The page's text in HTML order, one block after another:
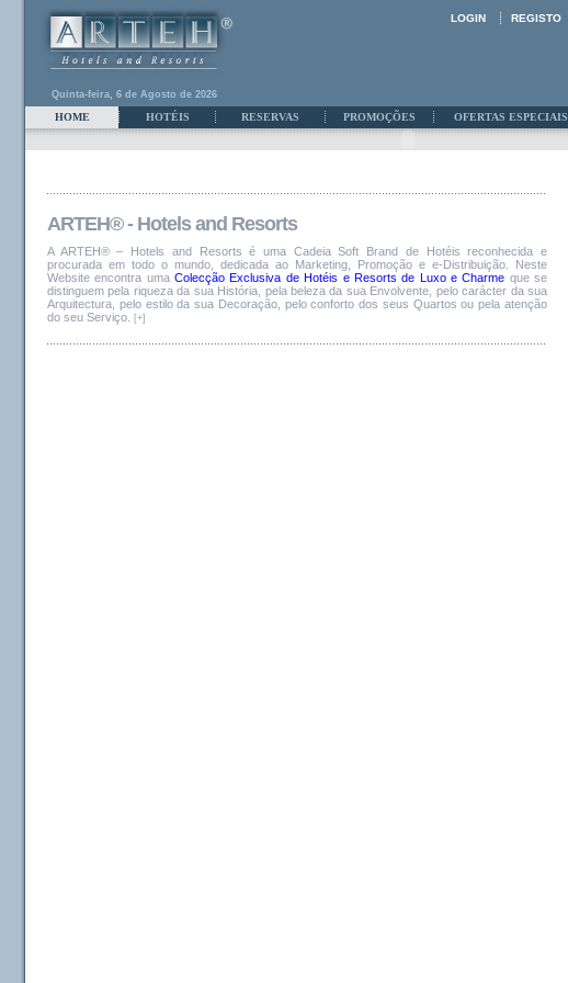
Quinta-feira, 6 de Agosto de 2026
LOGIN REGISTO
HOME HOTÉIS RESERVAS PROMOÇÕES OFERTAS ESPECIAIS
ARTEH® - Hotels and Resorts
A ARTEH® – Hotels and Resorts é uma Cadeia Soft Brand de Hotéis reconhecida e
procurada em todo o mundo, dedicada ao Marketing, Promoção e e-Distribuição. Neste
Website encontra umaColecção Exclusiva de Hotéis e Resorts de Luxo e Charme que se
distinguem pela riqueza da sua História, pela beleza da sua Envolvente, pelo carácter da sua
Arquitectura, pelo estilo da sua Decoração, pelo conforto dos seus Quartos ou pela atenção
do seu Serviço.
[+]